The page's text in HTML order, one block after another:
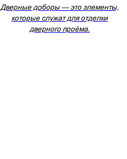
Дверные доборы — это элементы,
которые служат для отделки
дверного проёма.